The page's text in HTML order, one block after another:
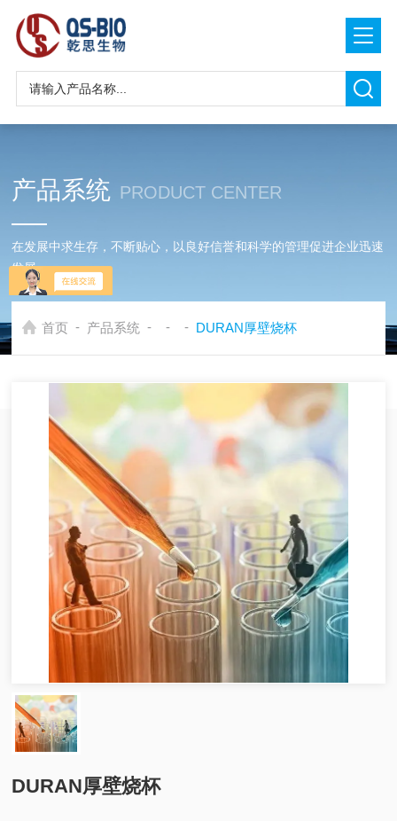
产品系统 PRODUCT CENTER
在发展中求生存，不断贴心，以良好信誉和科学的管理促进企业迅速
发展
首页 - 产品系统 - - - DURAN厚壁烧杯
DURAN厚壁烧杯